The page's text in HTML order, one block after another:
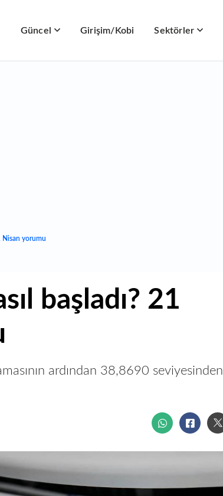
Güncel Girişim/Kobi Sektörler
Nisan yorumu
başladı? 21
ardından 38,8690 seviyesinden